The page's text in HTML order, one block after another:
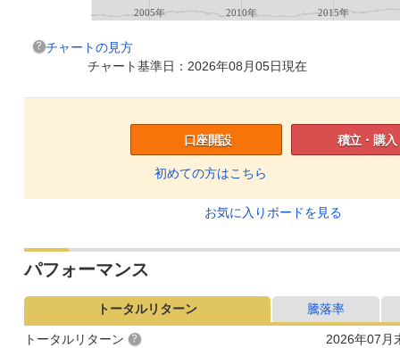
2005年 2010年 2015年
チャートの見方
チャート基準日：2026年08月05日現在
口座開設
初めての方はこちら
積立・購入
お気に入りボードを見る
パフォーマンス
トータルリターン 騰落率
2026年07月
トータルリターン